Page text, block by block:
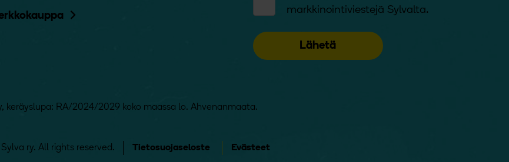
markkinointiviestejä Sylvalta.
keräyslupa: RA/2024/2029 koko maassa lo. Ahvenanmaata.
ry. All rights reserved. Tietosuojaseloste Evästeet